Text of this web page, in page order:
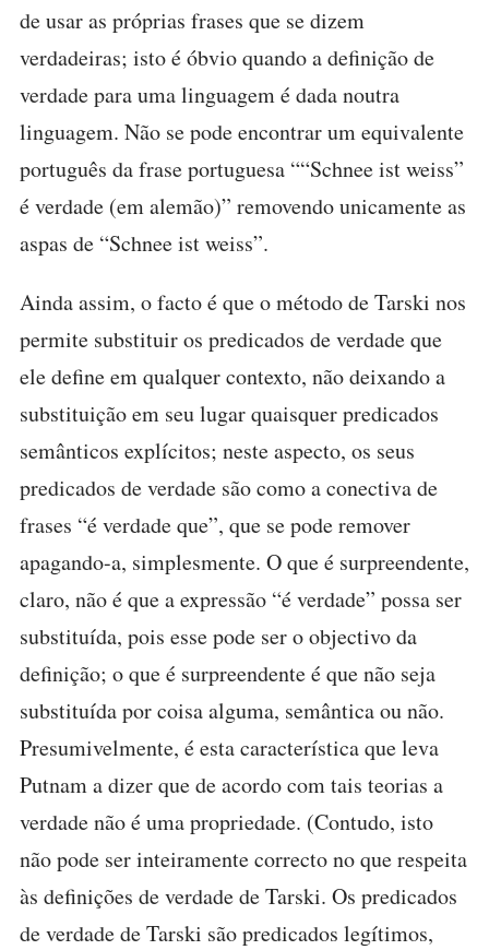
de usar as próprias frases que se dizem
verdadeiras; isto é óbvio quando a definição de
verdade para uma linguagem é dada noutra
linguagem. Não se pode encontrar um equivalente
português da frase portuguesa ““Schnee ist weiss”
é verdade (em alemão)” removendo unicamente as
aspas de “Schnee ist weiss”.
Ainda assim, o facto é que o método de Tarski nos
permite substituir os predicados de verdade que
ele define em qualquer contexto, não deixando a
substituição em seu lugar quaisquer predicados
semânticos explícitos; neste aspecto, os seus
predicados de verdade são como a conectiva de
frases “é verdade que”, que se pode remover
apagando-a, simplesmente. O que é surpreendente,
claro, não é que a expressão “é verdade” possa ser
substituída, pois esse pode ser o objectivo da
definição; o que é surpreendente é que não seja
substituída por coisa alguma, semântica ou não.
Presumivelmente, é esta característica que leva
Putnam a dizer que de acordo com tais teorias a
verdade não é uma propriedade. (Contudo, isto
não pode ser inteiramente correcto no que respeita
às definições de verdade de Tarski. Os predicados
de verdade de Tarski são predicados legítimos,